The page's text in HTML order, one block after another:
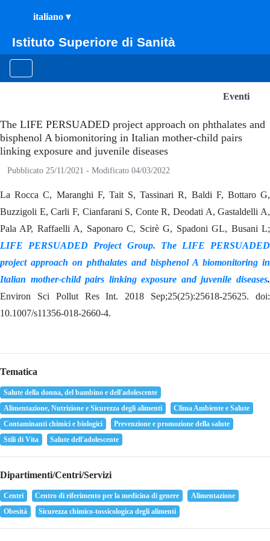
Istituto Superiore di Sanità
Eventi
Eventi
The LIFE PERSUADED project approach on phthalates and
bisphenol A biomonitoring in Italian mother-child pairs
linking exposure and juvenile diseases
Pubblicato 25/11/2021 - Modificato 04/03/2022
La Rocca C, Maranghi F, Tait S, Tassinari R, Baldi F, Bottaro G,
Buzzigoli E, Carli F, Cianfarani S, Conte R, Deodati A, Gastaldelli A,
Pala AP, Raffaelli A, Saponaro C, Scirè G, Spadoni GL, Busani L;
LIFE PERSUADED Project Group. The LIFE PERSUADED
project approach on phthalates and bisphenol A biomonitoring in
Italian mother-child pairs linking exposure and juvenile diseases.
Environ Sci Pollut Res Int. 2018 Sep;25(25):25618-25625. doi:
10.1007/s11356-018-2660-4.
Tematica
Salute della donna, del bambino e dell'adolescente
Alimentazione, Nutrizione e Sicurezza degli alimenti
Clima Ambiente e Salute
Contaminanti chimici e biologici
Prevenzione e promozione della salute
Stili di Vita
Salute dell'adolescente
Dipartimenti/Centri/Servizi
Centri Centro di riferimento per la medicina di genere
Alimentazione
Obesità
Sicurezza chimico-tossicologica degli alimenti